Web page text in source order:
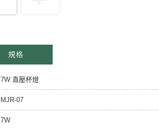
規格
7W 直壓杯燈
MJR-07
7W